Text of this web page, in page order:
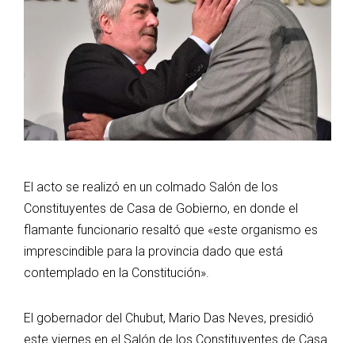
El acto se realizó en un colmado Salón de los
Constituyentes de Casa de Gobierno, en donde el
flamante funcionario resaltó que «este organismo es
imprescindible para la provincia dado que está
contemplado en la Constitución».
El gobernador del Chubut, Mario Das Neves, presidió
este viernes en el Salón de los Constituyentes de Casa